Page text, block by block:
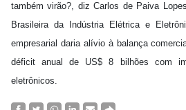
também virão?, diz Carlos de Paiva
Brasileira da Indústria Elétrica e
empresarial daria alívio à balança
déficit anual de US$ 8 bilhões com
eletrônicos.